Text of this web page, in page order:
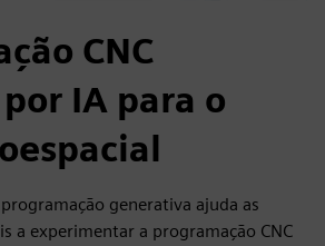
CNC
IA para o
generativa ajuda as
a experimentar a programação CNC